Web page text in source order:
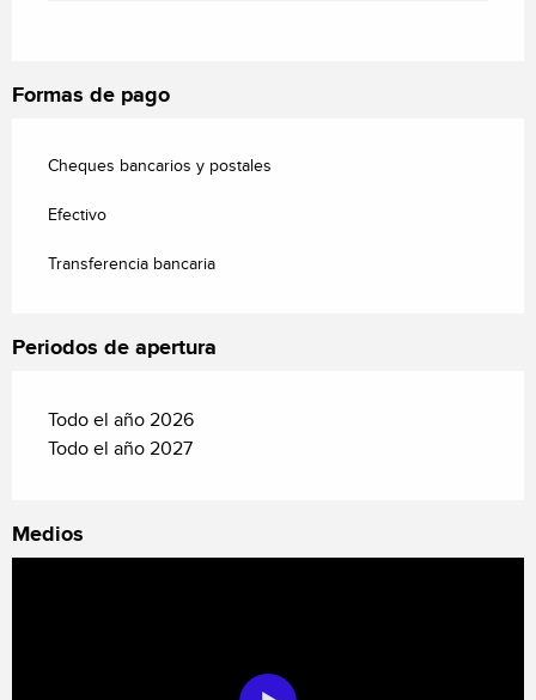
Formas de pago
Cheques bancarios y postales
Efectivo
Transferencia bancaria
Periodos de apertura
Todo el año 2026
Todo el año 2027
Medios